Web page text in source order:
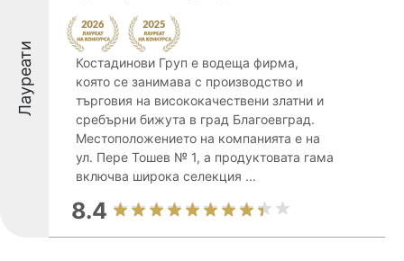
Лауреати
Костадинови Груп е водеща фирма,
която се занимава с производство и
търговия на висококачествени златни и
сребърни бижута в град Благоевград.
Местоположението на компанията е на
ул. Пере Тошев № 1, а продуктовата гама
включва широка селекция ...
8.4